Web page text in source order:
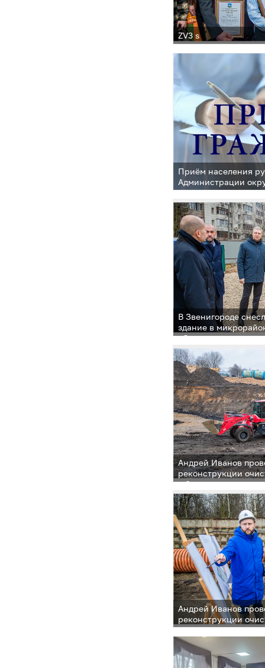
ZV3 s
Приём населения
Администрации
пройдёт 1 апреля в
В Звенигороде
здание в
объекта
Одинцовского
Андрей Иванов
реконструкции
в Звенигороде
Андрей Иванов
реконструкции
в Звенигороде